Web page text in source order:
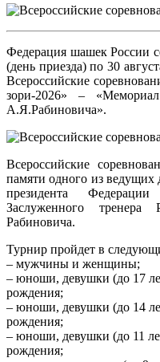
Федерация шашек России
(день приезда) по 30
Всероссийские
зори-2026» –
А.Я.Рабиновича».
Всероссийские
памяти одного из ведущих
президента
Заслуженного
Рабиновича.
Турнир пройдет в
– мужчины и женщины;
– юноши, девушки (до 17
рождения;
– юноши, девушки (до 14
рождения;
– юноши, девушки (до 11
рождения;